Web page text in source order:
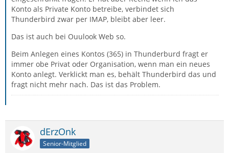
Konto als Private Konto betreibe, verbindet sich
Thunderbird zwar per IMAP, bleibt aber leer.
Das ist auch bei Ouulook Web so.
Beim Anlegen eines Kontos (365) in Thunderburd fragt er
immer obe Privat oder Organisation, wenn man ein neues
Konto anlegt. Verklickt man es, behält Thunderbird das und
fragt nicht mehr nach. Das ist das Problem.
dErzOnk
Senior-Mitglied